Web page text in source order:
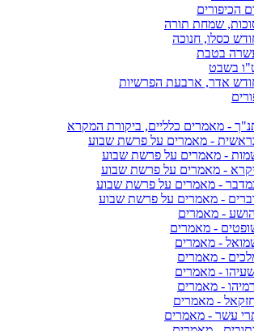
הכיפורים
שמחת תורה
כסלו, חנוכה
בטבת
בשבט
אדר, ארבעת הפרשיות
- מאמרים כלליים, ביקורת המקרא
- מאמרים על פרשת שבוע
- מאמרים על פרשת שבוע
- מאמרים על פרשת שבוע
- מאמרים על פרשת שבוע
- מאמרים על פרשת שבוע
- מאמרים
- מאמרים
- מאמרים
- מאמרים
- מאמרים
- מאמרים
- מאמרים
עשר - מאמרים